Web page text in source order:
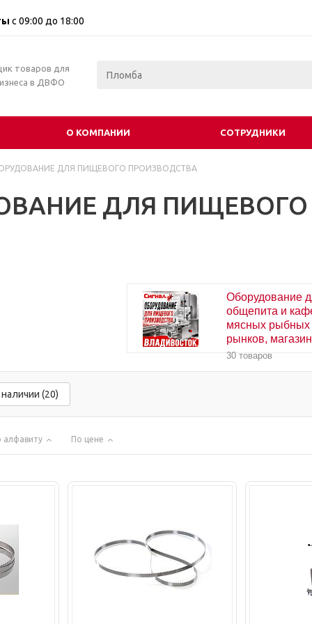
с 09:00 до 18:00
товаров для
в ДВФО
О КОМПАНИИ СОТРУДНИКИ
ДЛЯ ПИЩЕВОГО ПРОИЗВОДСТВА
ДЛЯ
Оборудование
общепита и
мясных рыбных
рынков,
30 товаров
(20)
алфавиту По цене